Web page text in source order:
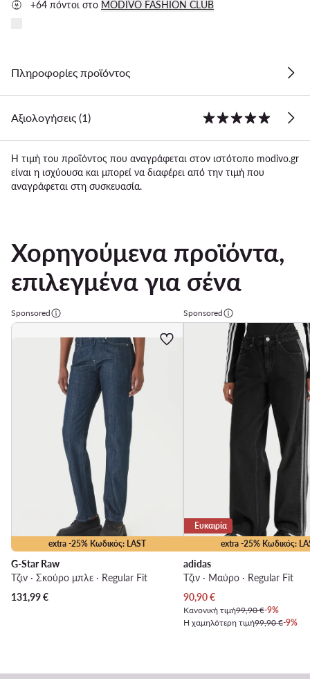
+64 πόντοι στο MODIVO FASHION CLUB
Πληροφορίες προϊόντος
Αξιολογήσεις (1)
Η τιμή του προϊόντος που αναγράφεται στον ιστότοπο modivo.gr
είναι η ισχύουσα και μπορεί να διαφέρει από την τιμή που
αναγράφεται στη συσκευασία.
Χορηγούμενα προϊόντα,
επιλεγμένα για σένα
Sponsored
extra -25% Κωδικός: LAST
G-Star Raw
Τζιν · Σκούρο μπλε · Regular Fit
131,99€
Sponsored
extra -25% Κωδικός:
Ευκαιρία
adidas
Τζιν · Μαύρο · Regular Fit
Τρέχουσα τιμή
90,90€
Κανονική τιμή99,90 €-9%
Η χαμηλότερη τιμή99,90 €-9%